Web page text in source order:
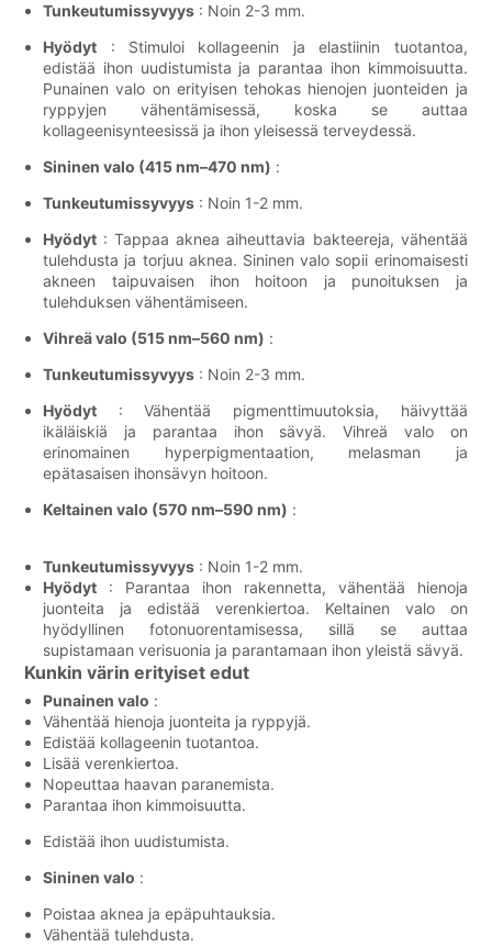
Tunkeutumissyvyys : Noin 2-3 mm.
Hyödyt : Stimuloi kollageenin ja elastiinin tuotantoa,
edistää ihon uudistumista ja parantaa ihon kimmoisuutta.
Punainen valo on erityisen tehokas hienojen juonteiden ja
ryppyjen vähentämisessä, koska se auttaa
kollageenisynteesissä ja ihon yleisessä terveydessä.
Sininen valo (415 nm–470 nm) :
Tunkeutumissyvyys : Noin 1-2 mm.
Hyödyt : Tappaa aknea aiheuttavia bakteereja, vähentää
tulehdusta ja torjuu aknea. Sininen valo sopii erinomaisesti
akneen taipuvaisen ihon hoitoon ja punoituksen ja
tulehduksen vähentämiseen.
Vihreä valo (515 nm–560 nm) :
Tunkeutumissyvyys : Noin 2-3 mm.
Hyödyt : Vähentää pigmenttimuutoksia, häivyttää
ikäläiskiä ja parantaa ihon sävyä. Vihreä valo on
erinomainen hyperpigmentaation, melasman ja
epätasaisen ihonsävyn hoitoon.
Keltainen valo (570 nm–590 nm) :
Tunkeutumissyvyys : Noin 1-2 mm.
Hyödyt : Parantaa ihon rakennetta, vähentää hienoja
juonteita ja edistää verenkiertoa. Keltainen valo on
hyödyllinen fotonuorentamisessa, sillä se auttaa
supistamaan verisuonia ja parantamaan ihon yleistä sävyä.
Kunkin värin erityiset edut
Punainen valo :
Vähentää hienoja juonteita ja ryppyjä.
Edistää kollageenin tuotantoa.
Lisää verenkiertoa.
Nopeuttaa haavan paranemista.
Parantaa ihon kimmoisuutta.
Edistää ihon uudistumista.
Sininen valo :
Poistaa aknea ja epäpuhtauksia.
Vähentää tulehdusta.